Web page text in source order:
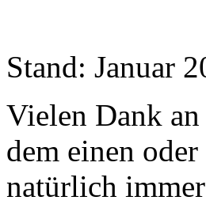
Stand: Januar
Vielen Dank
dem einen
natürlich